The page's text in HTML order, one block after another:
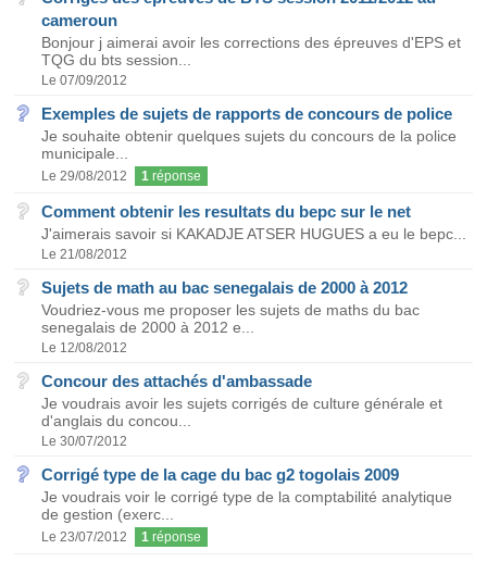
cameroun
Bonjour j aimerai avoir les corrections des épreuves d'EPS et
TQG du bts session...
Le 07/09/2012
Exemples de sujets de rapports de concours de police
Je souhaite obtenir quelques sujets du concours de la police
municipale...
Le 29/08/2012 1 réponse
Comment obtenir les resultats du bepc sur le net
J'aimerais savoir si KAKADJE ATSER HUGUES a eu le bepc...
Le 21/08/2012
Sujets de math au bac senegalais de 2000 à 2012
Voudriez-vous me proposer les sujets de maths du bac
senegalais de 2000 à 2012 e...
Le 12/08/2012
Concour des attachés d'ambassade
Je voudrais avoir les sujets corrigés de culture générale et
d'anglais du concou...
Le 30/07/2012
Corrigé type de la cage du bac g2 togolais 2009
Je voudrais voir le corrigé type de la comptabilité analytique
de gestion (exerc...
Le 23/07/2012 1 réponse